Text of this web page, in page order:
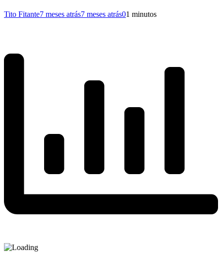
Tito Fitante7 meses atrás7 meses atrás01 minutos